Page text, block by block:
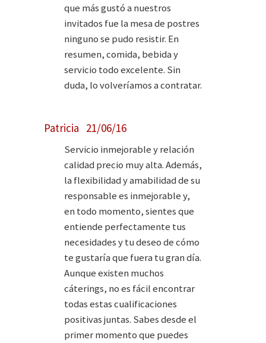
que más gustó a nuestros
invitados fue la mesa de postres
ninguno se pudo resistir. En
resumen, comida, bebida y
servicio todo excelente. Sin
duda, lo volveríamos a contratar.
Patricia 21/06/16
Servicio inmejorable y relación
calidad precio muy alta. Además,
la flexibilidad y amabilidad de su
responsable es inmejorable y,
en todo momento, sientes que
entiende perfectamente tus
necesidades y tu deseo de cómo
te gustaría que fuera tu gran día.
Aunque existen muchos
cáterings, no es fácil encontrar
todas estas cualificaciones
positivas juntas. Sabes desde el
primer momento que puedes